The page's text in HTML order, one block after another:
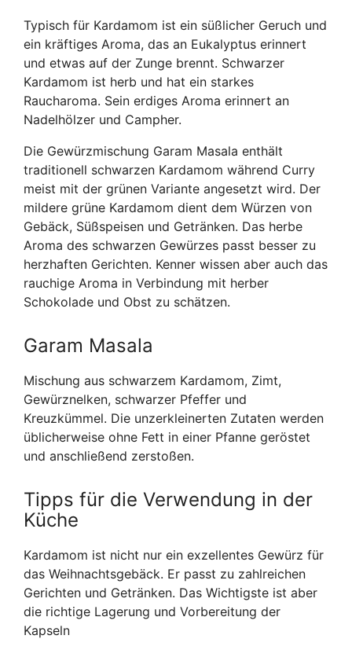
Typisch für Kardamom ist ein süßlicher Geruch und
ein kräftiges Aroma, das an Eukalyptus erinnert
und etwas auf der Zunge brennt. Schwarzer
Kardamom ist herb und hat ein starkes
Raucharoma. Sein erdiges Aroma erinnert an
Nadelhölzer und Campher.
Die Gewürzmischung Garam Masala enthält
traditionell schwarzen Kardamom während Curry
meist mit der grünen Variante angesetzt wird. Der
mildere grüne Kardamom dient dem Würzen von
Gebäck, Süßspeisen und Getränken. Das herbe
Aroma des schwarzen Gewürzes passt besser zu
herzhaften Gerichten. Kenner wissen aber auch das
rauchige Aroma in Verbindung mit herber
Schokolade und Obst zu schätzen.
Garam Masala
Mischung aus schwarzem Kardamom, Zimt,
Gewürznelken, schwarzer Pfeffer und
Kreuzkümmel. Die unzerkleinerten Zutaten werden
üblicherweise ohne Fett in einer Pfanne geröstet
und anschließend zerstoßen.
Tipps für die Verwendung in der
Küche
Kardamom ist nicht nur ein exzellentes Gewürz für
das Weihnachtsgebäck. Er passt zu zahlreichen
Gerichten und Getränken. Das Wichtigste ist aber
die richtige Lagerung und Vorbereitung der
Kapseln